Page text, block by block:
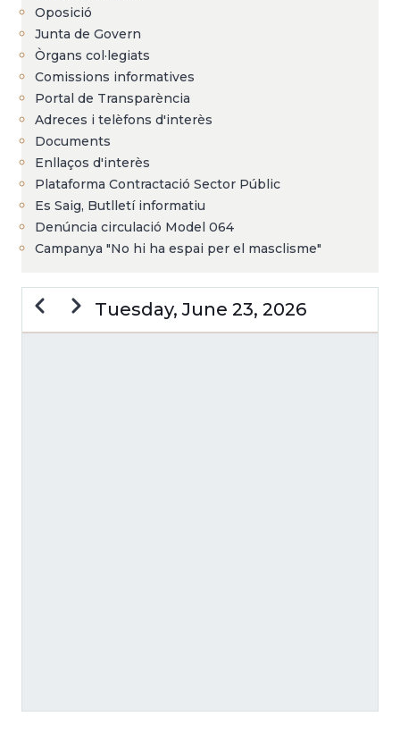
Oposició
Junta de Govern
Òrgans col·legiats
Comissions informatives
Portal de Transparència
Adreces i telèfons d'interès
Documents
Enllaços d'interès
Plataforma Contractació Sector Públic
Es Saig, Butlletí informatiu
Denúncia circulació Model 064
Campanya "No hi ha espai per el masclisme"
Tuesday, June 23, 2026
PreviousNext